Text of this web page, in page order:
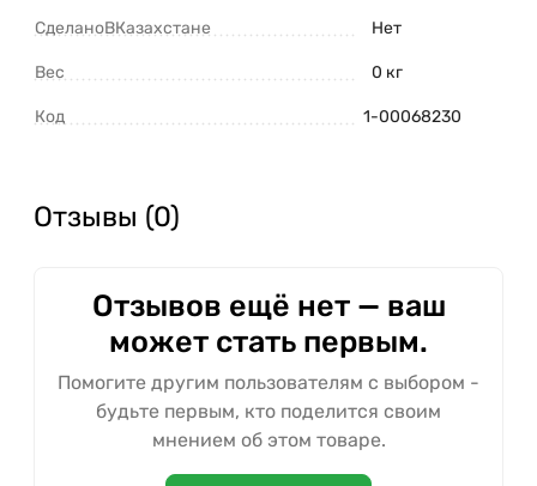
СделаноВКазахстане Нет
Вес 0 кг
Код 1-00068230
Отзывы (0)
Отзывов ещё нет — ваш
может стать первым.
Помогите другим пользователям с выбором -
будьте первым, кто поделится своим
мнением об этом товаре.